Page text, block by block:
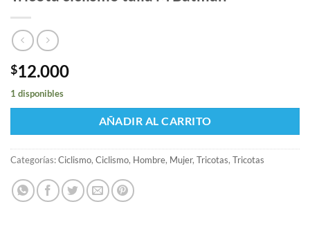
$12.000
1 disponibles
AÑADIR AL CARRITO
Categorías:Ciclismo, Ciclismo, Hombre, Mujer, Tricotas, Tricotas